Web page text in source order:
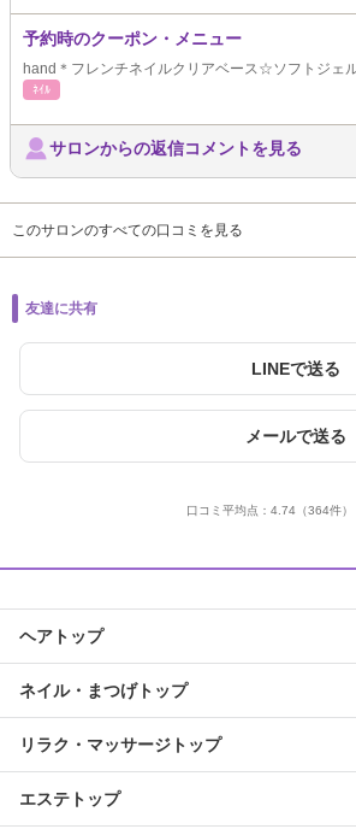
予約時のクーポン・メニュー
hand＊フレンチネイルクリアベース☆ソフトジェ
ﾈｲﾙ
サロンからの返信コメントを見る
このサロンのすべての口コミを見る
友達に共有
LINEで送る
メールで送る
口コミ平均点： 4.74（364件）
ヘアトップ
ネイル・まつげトップ
リラク・マッサージトップ
エステトップ